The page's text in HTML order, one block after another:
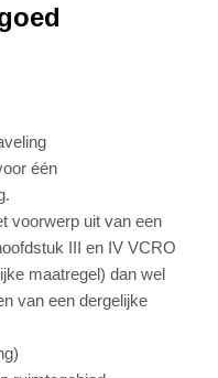
één
voorwerp uit van een
III en IV VCRO
maatregel) dan wel
van een dergelijke